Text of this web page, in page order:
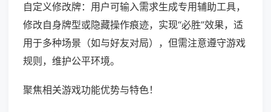
自定义修改牌：用户可输入需求生成专用辅助工具，
修改自身牌型或隐藏操作痕迹，实现“必胜”效果，适
用于多种场景（如与好友对局），但需注意遵守游戏
规则，维护公平环境。
聚焦相关游戏功能优势与特色！